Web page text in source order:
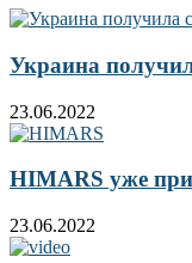
Украина
23.06.2022
HIMARS уже
23.06.2022